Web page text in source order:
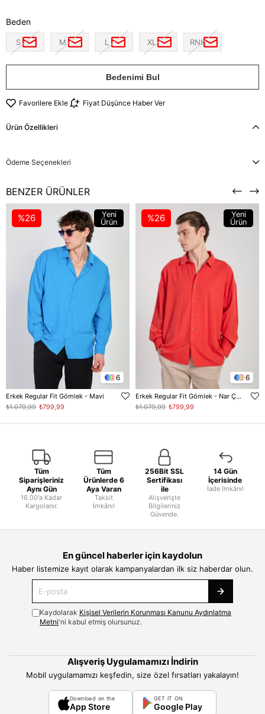
Beden
S M L XL RNK
Bedenimi Bul
Favorilere Ekle Fiyat Düşünce Haber Ver
Ürün Özellikleri
Ödeme Seçenekleri
BENZER ÜRÜNLER
6
Erkek Regular Fit Gömlek - Mavi
₺799,99
₺1.079,99
%26
Yeni
Ürün
6
Erkek Regular Fit Gömlek - Nar Çiceği
₺799,99
₺1.079,99
%26
Yeni
Ürün
Tüm
Siparişleriniz
Aynı Gün
16.00'a Kadar
Kargolanır.
Tüm
Ürünlerde 6
Aya Varan
Taksit
İmkânı!
256Bit SSL
Sertifikası
ile
Alışverişte
Bilgileriniz
Güvende.
14 Gün
İçerisinde
İade İmkânı!
En güncel haberler için kaydolun
Haber listemize kayıt olarak kampanyalardan ilk siz haberdar olun.
Kaydolarak Kişisel Verilerin Korunması Kanunu Aydınlatma
Metni'ni kabul etmiş olursunuz.
Alışveriş Uygulamamızı İndirin
Mobil uygulamamızı keşfedin, size özel fırsatları yakalayın!
Download on the
App Store
GET IT ON
Google Play